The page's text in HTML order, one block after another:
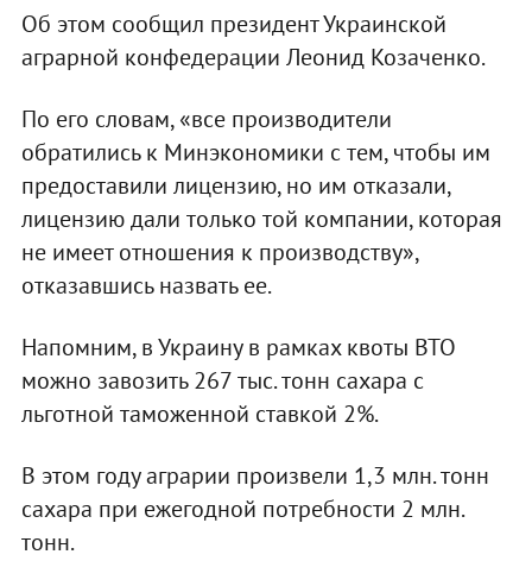
Об этом сообщил президент Украинской
аграрной конфедерации Леонид Козаченко.
По его словам, «все производители
обратились к Минэкономики с тем, чтобы им
предоставили лицензию, но им отказали,
лицензию дали только той компании, которая
не имеет отношения к производству»,
отказавшись назвать ее.
Напомним, в Украину в рамках квоты ВТО
можно завозить 267 тыс. тонн сахара с
льготной таможенной ставкой 2%.
В этом году аграрии произвели 1,3 млн. тонн
сахара при ежегодной потребности 2 млн.
тонн.